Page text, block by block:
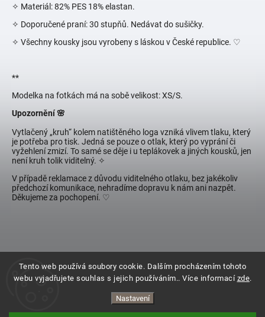
Tento web používá soubory cookie. Dalším procházením tohoto
webu vyjadřujete souhlas s jejich používáním.. Více informací zde.
Nastavení
✧ Materiál: 82% PES 18% elastan.
✧ Doporučené praní: 30 stupňů. Nedávat do sušičky.
✧ Všechny kousky jsou vyrobeny s láskou v České republice. ♡
**
Modelka na fotkách má na sobě velikost: XS/S.
Upozornění 🌸
Vytlačený „kruh“ kolem natištěného loga vzniká vlivem tlaku, který
je potřeba pro tisk. Jedná se pouze o otlak, který po vyprání či
vyžehlení zmizí. To samé se děje i u teplákovek a jiných kousků, jen
není kruh tolik viditelný. ✧
V případě reklamace z důvodu viditelného otlaku, bez jakékoliv
předchozí komunikace, nehradíme dopravu k nám ani nazpět.
Děkujeme za pochopení. ♡